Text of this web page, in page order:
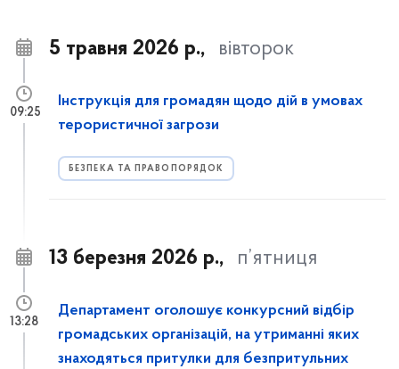
5 травня 2026 р., вівторок
Інструкція для громадян щодо дій в умовах
терористичної загрози
БЕЗПЕКА ТА ПРАВОПОРЯДОК
09:25
13 березня 2026 р., п’ятниця
Департамент оголошує конкурсний відбір
громадських організацій, на утриманні яких
знаходяться притулки для безпритульних
13:28